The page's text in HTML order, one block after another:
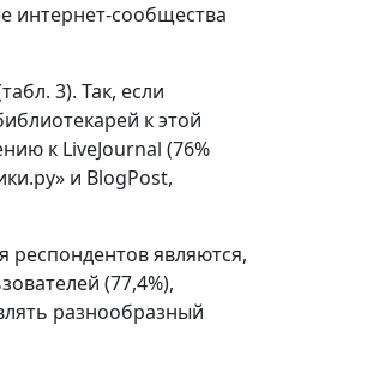
интернет-сообщества
3). Так, если
к этой
к LiveJournal (76%
и BlogPost,
являются,
(77,4%),
разнообразный